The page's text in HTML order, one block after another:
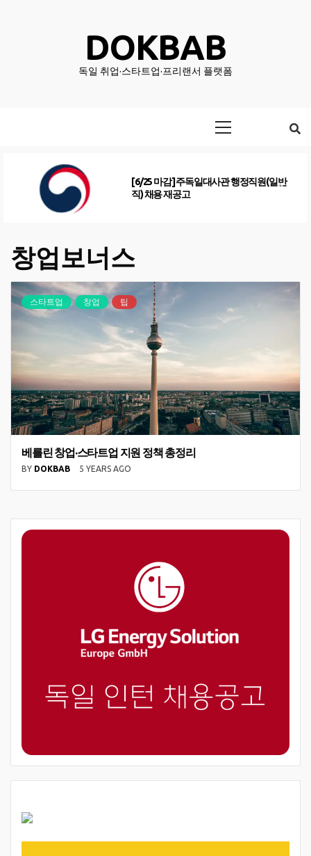
DOKBAB
독일 취업·스타트업·프리랜서 플랫폼
[6/25 마감] 주독일대사관 행정직원(일반
직) 채용 재공고
창업보너스
스타트업 창업 팁
베를린 창업·스타트업 지원 정책 총정리
BY DOKBAB 5 YEARS AGO